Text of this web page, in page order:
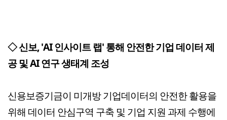
◇ 신보, 'AI 인사이트 랩' 통해 안전한 기업 데이터 제
공 및 AI 연구 생태계 조성
신용보증기금이 미개방 기업데이터의 안전한 활용을
위해 데이터 안심구역 구축 및 기업 지원 과제 수행에